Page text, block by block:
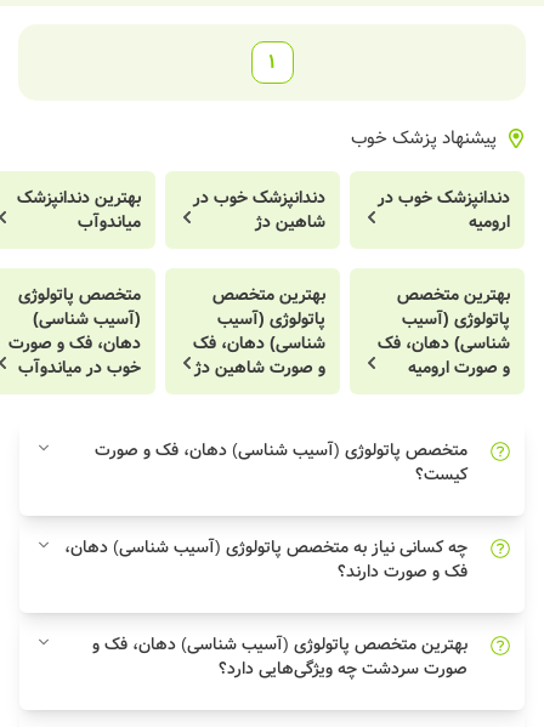
1
پیشنهاد پزشک خوب
دندانپزشک خوب در
ارومیه
دندانپزشک خوب در
شاهین دژ
بهترین دندانپزشک
میاندوآب
بهترین متخصص
پاتولوژی (آسیب
شناسی) دهان، فک
و صورت ارومیه
بهترین متخصص
پاتولوژی (آسیب
شناسی) دهان، فک
و صورت شاهین دژ
متخصص پاتولوژی
(آسیب شناسی)
دهان، فک و صورت
خوب در میاندوآب
متخصص پاتولوژی (آسیب شناسی) دهان، فک و صورت
کیست؟
چه کسانی نیاز به متخصص پاتولوژی (آسیب شناسی) دهان،
فک و صورت دارند؟
بهترین متخصص پاتولوژی (آسیب شناسی) دهان، فک و
صورت سردشت چه ویژگی‌هایی دارد؟